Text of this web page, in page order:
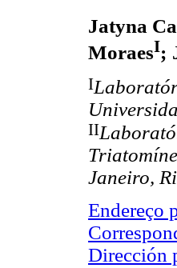
Jatyna
MoraesI;
I
II
Janeiro,
Endereço
Dirección